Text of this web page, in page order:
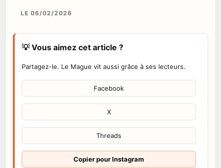
LE 06/02/2026
💡 Vous aimez cet article ?
Partagez-le. Le Mague vit aussi grâce à ses lecteurs.
Facebook
X
Threads
Copier pour Instagram